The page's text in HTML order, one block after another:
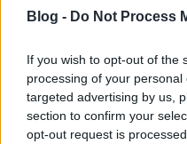
Blog - Do Not Process
If you wish to opt-out of the
processing of your
targeted advertising by us,
section to confirm your
opt-out request is
Joseph Goebbels a
pogány rítusú
alig 50 maradt csak
színháza és a német
Falanszter.blog.hu)